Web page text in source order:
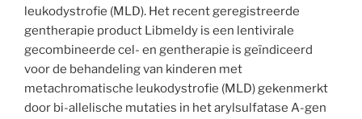
leukodystrofie (MLD). Het recent geregistreerde
gentherapie product Libmeldy is een lentivirale
gecombineerde cel- en gentherapie is geïndiceerd
voor de behandeling van kinderen met
metachromatische leukodystrofie (MLD) gekenmerkt
door bi-allelische mutaties in het arylsulfatase A-gen